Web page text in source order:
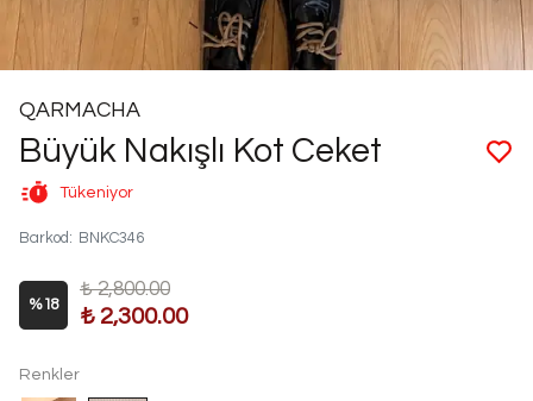
QARMACHA
Büyük Nakışlı Kot Ceket
Tükeniyor
Barkod : BNKC346
%18
₺ 2,800.00
₺ 2,300.00
Renkler